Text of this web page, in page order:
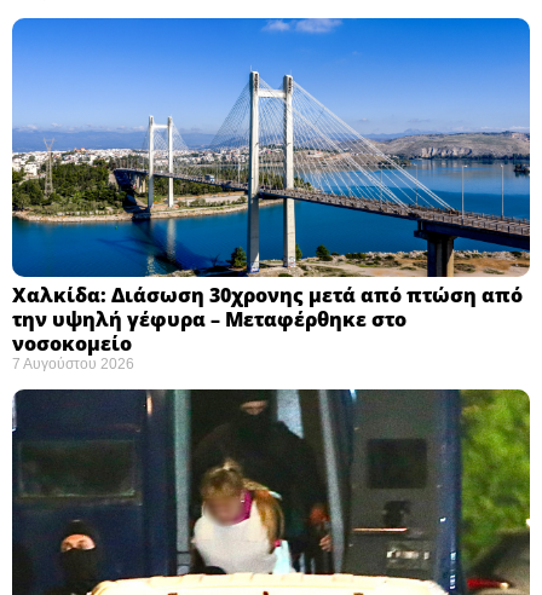
Χαλκίδα: Διάσωση 30χρονης μετά από πτώση από
την υψηλή γέφυρα – Μεταφέρθηκε στο
νοσοκομείο ​
7 Αυγούστου 2026